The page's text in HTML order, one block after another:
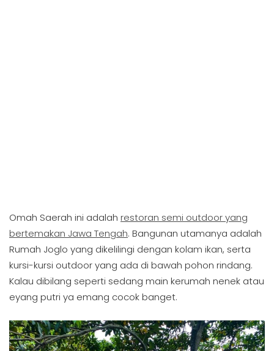
Omah Saerah ini adalah restoran semi outdoor yang
bertemakan Jawa Tengah. Bangunan utamanya adalah
Rumah Joglo yang dikelilingi dengan kolam ikan, serta
kursi-kursi outdoor yang ada di bawah pohon rindang.
Kalau dibilang seperti sedang main kerumah nenek atau
eyang putri ya emang cocok banget.